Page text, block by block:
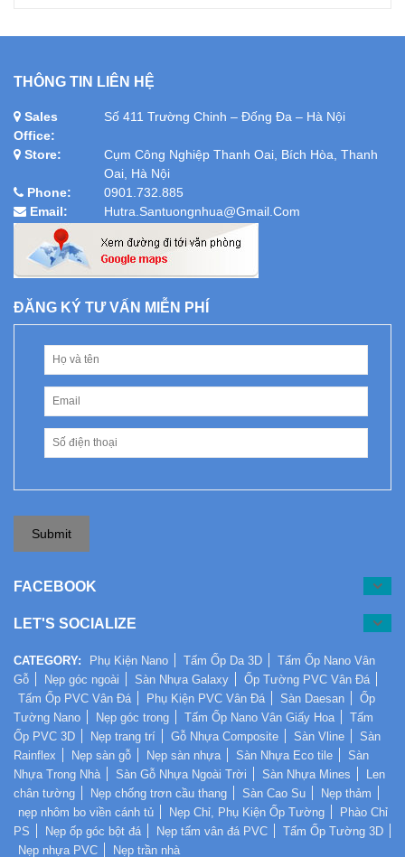
THÔNG TIN LIÊN HỆ
Sales
Office:
Số 411 Trường Chinh – Đống Đa – Hà Nội
Store:
Cụm Công Nghiệp Thanh Oai, Bích Hòa, Thanh
Oai, Hà Nội
Phone:
0901.732.885
Email:
Hutra.santuongnhua@gmail.com
ĐĂNG KÝ TƯ VẤN MIỄN PHÍ
Submit
FACEBOOK
LET'S SOCIALIZE
CATEGORY: Phụ Kiện Nano Tấm Ốp Da 3D
Tấm Ốp Nano Vân
Gỗ
Nẹp góc ngoài Sàn Nhựa Galaxy
Ốp Tường PVC Vân Đá
Tấm Ốp PVC Vân Đá
Phụ Kiện PVC Vân Đá Sàn Daesan
Ốp
Tường Nano
Nẹp góc trong Tấm Ốp Nano Vân Giấy Hoa
Tấm
Ốp PVC 3D
Nẹp trang trí Gỗ Nhựa Composite Sàn Vline
Sàn
Rainflex
Nẹp sàn gỗ Nẹp sàn nhựa Sàn Nhựa Eco tile
Sàn
Nhựa Trong Nhà
Sàn Gỗ Nhựa Ngoài Trời Sàn Nhựa Mines
Len
chân tường
Nẹp chống trơn cầu thang Sàn Cao Su
Nẹp thảm
nẹp nhôm bo viền cánh tủ
Nẹp Chỉ, Phụ Kiện Ốp Tường
Phào Chỉ
PS
Nẹp ốp góc bột đá Nẹp tấm vân đá PVC
Tấm Ốp Tường 3D
Nẹp nhựa PVC
Nẹp trần nhà